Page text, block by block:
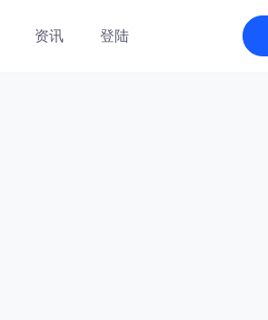
资讯 登陆